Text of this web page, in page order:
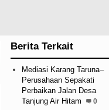
Berita Terkait
Mediasi Karang Taruna–
Perusahaan Sepakati
Perbaikan Jalan Desa
Tanjung Air Hitam
0